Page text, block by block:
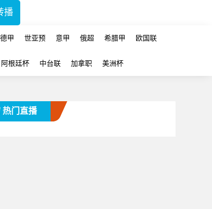
播
德甲 世亚预 意甲 俄超 希腊甲 欧国联
阿根廷杯 中台联 加拿职 美洲杯
热门直播